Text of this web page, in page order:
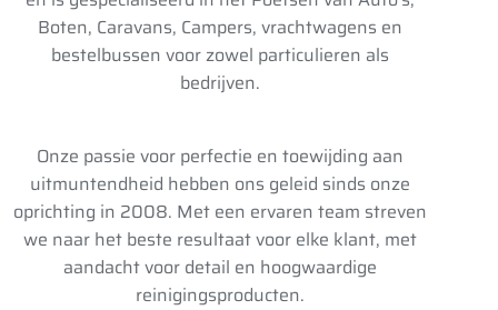
Boten, Caravans, Campers, vrachtwagens en
bestelbussen voor zowel particulieren als
bedrijven.
Onze passie voor perfectie en toewijding aan
uitmuntendheid hebben ons geleid sinds onze
oprichting in 2008. Met een ervaren team streven
we naar het beste resultaat voor elke klant, met
aandacht voor detail en hoogwaardige
reinigingsproducten.